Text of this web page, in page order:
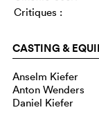
Critiques :
CASTING &
Anselm Kiefer
Anton Wenders
Daniel Kiefer